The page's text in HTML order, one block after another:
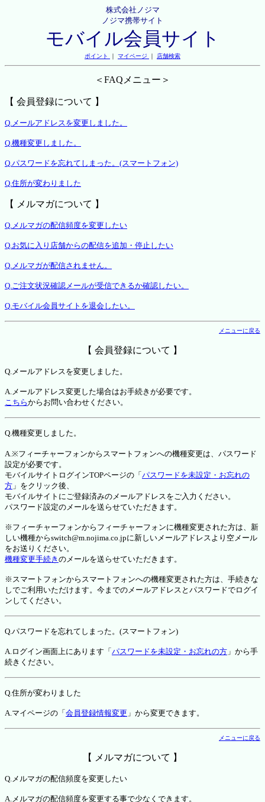
株式会社ノジマ
ノジマ携帯サイト
モバイル会員サイト
ポイント ｜ マイページ ｜ 店舗検索
＜FAQメニュー＞
【 会員登録について 】
Q.メールアドレスを変更しました。
Q.機種変更しました。
Q.パスワードを忘れてしまった。(スマートフォン)
Q.住所が変わりました
【 メルマガについて 】
Q.メルマガの配信頻度を変更したい
Q.お気に入り店舗からの配信を追加・停止したい
Q.メルマガが配信されません。
Q.ご注文状況確認メールが受信できるか確認したい。
Q.モバイル会員サイトを退会したい。
メニューに戻る
【 会員登録について 】
Q.メールアドレスを変更しました。
A.メールアドレス変更した場合はお手続きが必要です。
こちらからお問い合わせください。
Q.機種変更しました。
A.※フィーチャーフォンからスマートフォンへの機種変更は、パスワード
設定が必要です。
モバイルサイトログインTOPページの「 パスワードを未設定・お忘れの
方 」をクリック後、
モバイルサイトにご登録済みのメールアドレスをご入力ください。
パスワード設定のメールを送らせていただきます。
※フィーチャーフォンからフィーチャーフォンに機種変更された方は、新
しい機種からswitch@m.nojima.co.jpに新しいメールアドレスより空メール
をお送りください。
機種変更手続き のメールを送らせていただきます。
※スマートフォンからスマートフォンへの機種変更された方は、手続きな
しでご利用いただけます。今までのメールアドレスとパスワードでログイ
ンしてください。
Q.パスワードを忘れてしまった。(スマートフォン)
A.ログイン画面上にあります「 パスワードを未設定・お忘れの方 」から手
続きください。
Q.住所が変わりました
A.マイページの「 会員登録情報変更 」から変更できます。
メニューに戻る
【 メルマガについて 】
Q.メルマガの配信頻度を変更したい
A.メルマガの配信頻度を変更する事で少なくできます。